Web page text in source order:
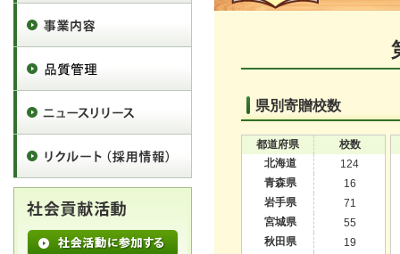
県別寄贈校数
都道府県
校数
北海道
124
青森県
16
岩手県
71
宮城県
55
秋田県
19